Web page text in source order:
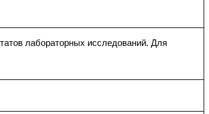
лабораторных исследований. Для